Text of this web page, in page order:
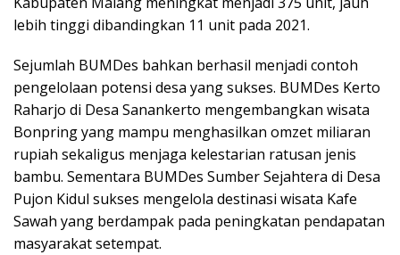
lebih tinggi dibandingkan 11 unit pada 2021.
Sejumlah BUMDes bahkan berhasil menjadi contoh
pengelolaan potensi desa yang sukses. BUMDes Kerto
Raharjo di Desa Sanankerto mengembangkan wisata
Bonpring yang mampu menghasilkan omzet miliaran
rupiah sekaligus menjaga kelestarian ratusan jenis
bambu. Sementara BUMDes Sumber Sejahtera di Desa
Pujon Kidul sukses mengelola destinasi wisata Kafe
Sawah yang berdampak pada peningkatan pendapatan
masyarakat setempat.